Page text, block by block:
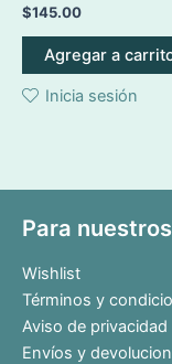
Valorado en
5.00
de 5
$145.00
Agregar a
Inicia sesión
Para
Wishlist
Términos y
Aviso de privacidad
Envíos y